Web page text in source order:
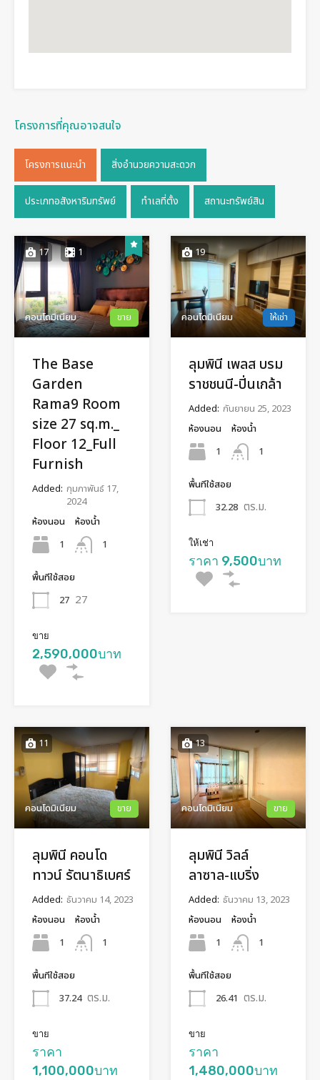
โครงการที่คุณอาจสนใจ
โครงการแนะนำ สิ่งอำนวยความสะดวก
ประเภทอสังหาริมทรัพย์ ทำเลที่ตั้ง สถานะทรัพย์สิน
17 1
คอนโดมิเนียม ขาย
The Base
Garden
Rama9 Room
size 27 sq.m._
Floor 12_Full
Furnish
Added: กุมภาพันธ์ 17,
2024
ห้องนอน
1
ห้องน้ำ
1
พื้นทีใช้สอย
27 27
ขาย
2,590,000บาท
19
คอนโดมิเนียม ให้เช่า
ลุมพินี เพลส บรม
ราชชนนี-ปิ่นเกล้า
Added: กันยายน 25, 2023
ห้องนอน
1
ห้องน้ำ
1
พื้นทีใช้สอย
32.28 ตร.ม.
ให้เช่า
ราคา 9,500บาท
11
คอนโดมิเนียม ขาย
ลุมพินี คอนโด
ทาวน์ รัตนาธิเบศร์
Added: ธันวาคม 14, 2023
ห้องนอน
1
ห้องน้ำ
1
พื้นทีใช้สอย
37.24 ตร.ม.
ขาย
ราคา
1,100,000บาท
13
คอนโดมิเนียม ขาย
ลุมพินี วิลล์
ลาซาล-แบริ่ง
Added: ธันวาคม 13, 2023
ห้องนอน
1
ห้องน้ำ
1
พื้นทีใช้สอย
26.41 ตร.ม.
ขาย
ราคา
1,480,000บาท